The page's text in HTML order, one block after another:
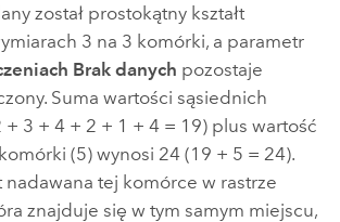
został prostokątny kształt
3 na 3 komórki, a parametr
Brak danych pozostaje
Suma wartości sąsiednich
3 + 4 + 2 + 1 + 4 = 19) plus wartość
(5) wynosi 24 (19 + 5 = 24).
nadawana tej komórce w rastrze
znajduje się w tym samym miejscu,